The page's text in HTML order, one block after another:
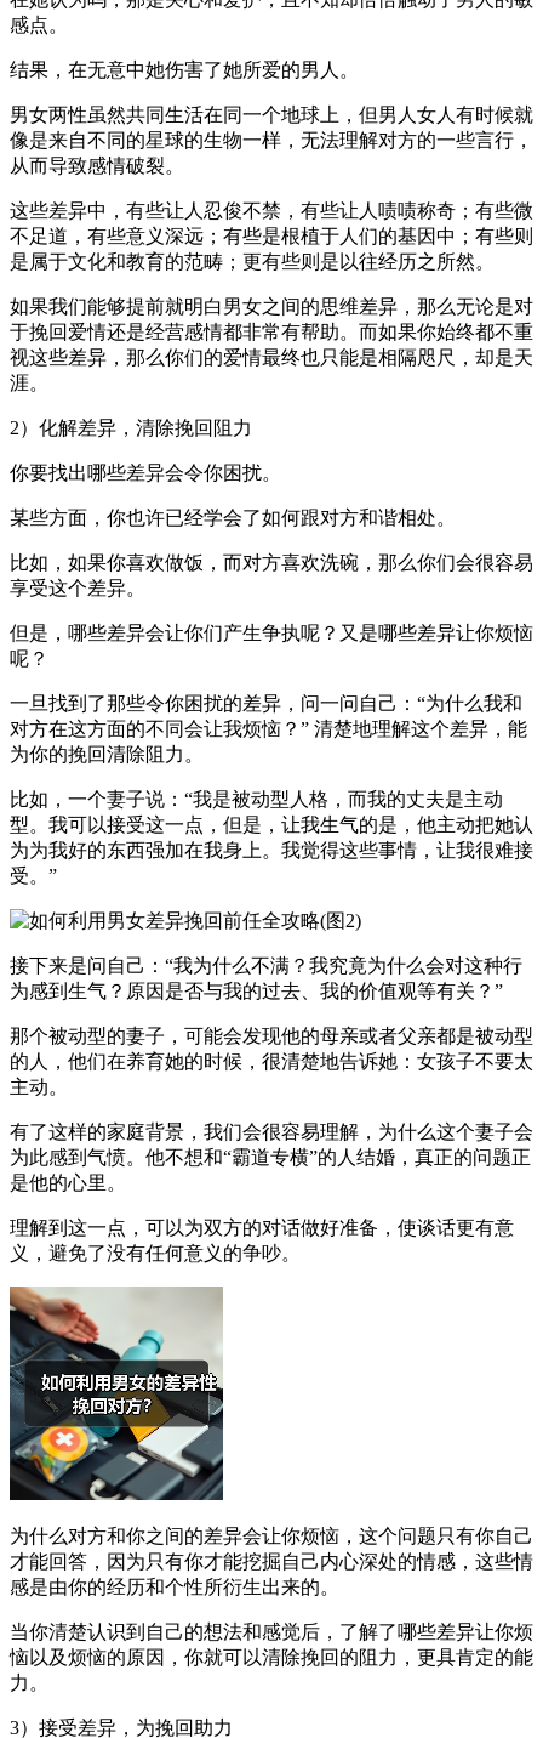
感点。
结果，在无意中她伤害了她所爱的男人。
男女两性虽然共同生活在同一个地球上，但男人女人有时候就
像是来自不同的星球的生物一样，无法理解对方的一些言行，
从而导致感情破裂。
这些差异中，有些让人忍俊不禁，有些让人啧啧称奇；有些微
不足道，有些意义深远；有些是根植于人们的基因中；有些则
是属于文化和教育的范畴；更有些则是以往经历之所然。
如果我们能够提前就明白男女之间的思维差异，那么无论是对
于挽回爱情还是经营感情都非常有帮助。而如果你始终都不重
视这些差异，那么你们的爱情最终也只能是相隔咫尺，却是天
涯。
2）化解差异，清除挽回阻力
你要找出哪些差异会令你困扰。
某些方面，你也许已经学会了如何跟对方和谐相处。
比如，如果你喜欢做饭，而对方喜欢洗碗，那么你们会很容易
享受这个差异。
但是，哪些差异会让你们产生争执呢？又是哪些差异让你烦恼
呢？
一旦找到了那些令你困扰的差异，问一问自己：“为什么我和
对方在这方面的不同会让我烦恼？” 清楚地理解这个差异，能
为你的挽回清除阻力。
比如，一个妻子说：“我是被动型人格，而我的丈夫是主动
型。我可以接受这一点，但是，让我生气的是，他主动把她认
为为我好的东西强加在我身上。我觉得这些事情，让我很难接
受。”
接下来是问自己：“我为什么不满？我究竟为什么会对这种行
为感到生气？原因是否与我的过去、我的价值观等有关？”
那个被动型的妻子，可能会发现他的母亲或者父亲都是被动型
的人，他们在养育她的时候，很清楚地告诉她：女孩子不要太
主动。
有了这样的家庭背景，我们会很容易理解，为什么这个妻子会
为此感到气愤。他不想和“霸道专横”的人结婚，真正的问题正
是他的心里。
理解到这一点，可以为双方的对话做好准备，使谈话更有意
义，避免了没有任何意义的争吵。
为什么对方和你之间的差异会让你烦恼，这个问题只有你自己
才能回答，因为只有你才能挖掘自己内心深处的情感，这些情
感是由你的经历和个性所衍生出来的。
当你清楚认识到自己的想法和感觉后，了解了哪些差异让你烦
恼以及烦恼的原因，你就可以清除挽回的阻力，更具肯定的能
力。
3）接受差异，为挽回助力